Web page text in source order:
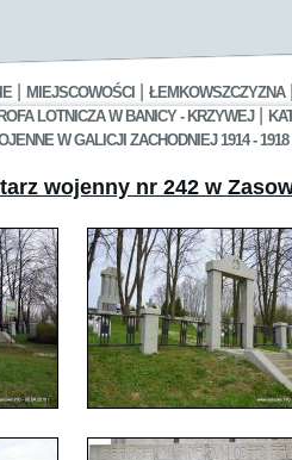
MIEJSCOWOŚCI ŁEMKOWSZCZYZNA
LOTNICZA W BANICY - KRZYWEJ|
W GALICJI ZACHODNIEJ 1914 - 1918
wojenny nr 242 w